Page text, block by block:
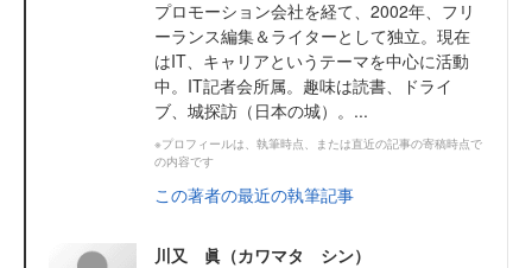
プロモーション会社を経て、2002年、フリ
ーランス編集＆ライターとして独立。現在
はIT、キャリアというテーマを中心に活動
中。IT記者会所属。趣味は読書、ドライ
ブ、城探訪（日本の城）。...
※プロフィールは、執筆時点、または直近の記事の寄稿時点で
の内容です
この著者の最近の執筆記事
川又 眞（カワマタ シン）